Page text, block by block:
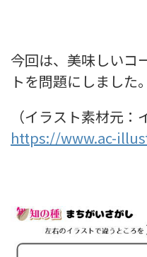
今回は、美味しいコ
トを問題にしました。
（イラスト素材元：
https://www.ac-